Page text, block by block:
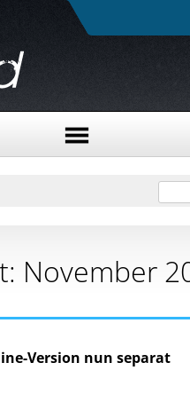
November
Version nun separat